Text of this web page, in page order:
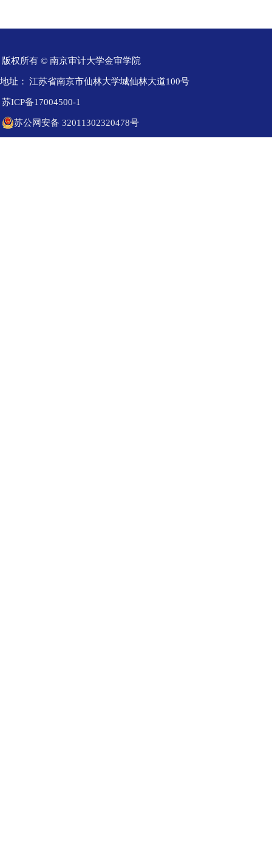
版权所有 © 南京审计大学金审学院
地址： 江苏省南京市仙林大学城仙林大道100号
苏ICP备17004500-1
苏公网安备 32011302320478号